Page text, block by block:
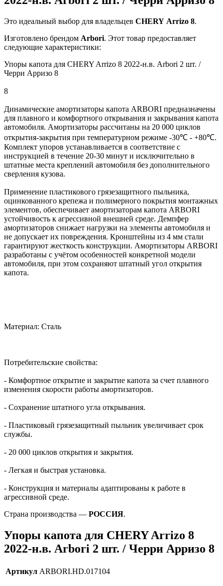
Это идеальный выбор для владельцев CHERY Arrizo 8.
Изготовлено брендом Arbori. Этот товар предоставляет
следующие характеристики:
Упоры капота для CHERY Arrizo 8 2022-н.в. Arbori 2 шт. /
Черри Арризо 8
8
Динамические амортизаторы капота ARBORI предназначены
для плавного и комфортного открывания и закрывания капота
автомобиля. Амортизаторы рассчитаны на 20 000 циклов
открытия-закрытия при температурном режиме -30℃ - +80℃.
Комплект упоров устанавливается в соответствие с
инструкцией в течение 20-30 минут и исключительно в
штатные места креплений автомобиля без дополнительного
сверления кузова.
Применение пластикового грязезащитного пыльника,
оцинкованного крепежа и полимерного покрытия монтажных
элементов, обеспечивает амортизаторам капота ARBORI
устойчивость к агрессивной внешней среде. Демпфер
амортизаторов снижает нагрузки на элементы автомобиля и
не допускает их повреждения. Кронштейны из 4 мм стали
гарантируют жесткость конструкции. Амортизаторы ARBORI
разработаны с учётом особенностей конкретной модели
автомобиля, при этом сохраняют штатный угол открытия
капота.
Материал: Сталь
Потребительские свойства:
- Комфортное открытие и закрытие капота за счет плавного
изменения скорости работы амортизаторов.
- Сохранение штатного угла открывания.
- Пластиковый грязезащитный пыльник увеличивает срок
службы.
- 20 000 циклов открытия и закрытия.
- Легкая и быстрая установка.
- Конструкция и материалы адаптированы к работе в
агрессивной среде.
Страна производства — РОССИЯ.
Упоры капота для CHERY Arrizo 8
2022-н.в. Arbori 2 шт. / Черри Арризо 8
Артикул ARBORI.HD.017104